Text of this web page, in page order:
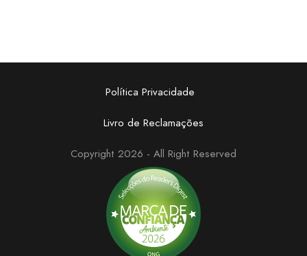
Política Privacidade
Livro de Reclamações
Copyright 2026 - All Right Reserved